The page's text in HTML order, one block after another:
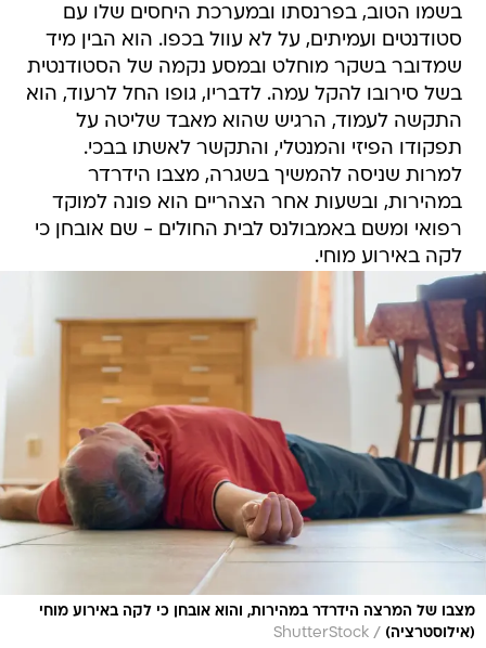
בשמו הטוב, בפרנסתו ובמערכת היחסים שלו עם
סטודנטים ועמיתים, על לא עוול בכפו. הוא הבין מיד
שמדובר בשקר מוחלט ובמסע נקמה של הסטודנטית
בשל סירובו להקל עמה. לדבריו, גופו החל לרעוד, הוא
התקשה לעמוד, הרגיש שהוא מאבד שליטה על
תפקודו הפיזי והמנטלי, והתקשר לאשתו בבכי.
למרות שניסה להמשיך בשגרה, מצבו הידרדר
במהירות, ובשעות אחר הצהריים הוא פונה למוקד
רפואי ומשם באמבולנס לבית החולים - שם אובחן כי
לקה באירוע מוחי.
מצבו של המרצה הידרדר במהירות, והוא אובחן כי לקה באירוע מוחי
(אילוסטרציה) /
ShutterStock